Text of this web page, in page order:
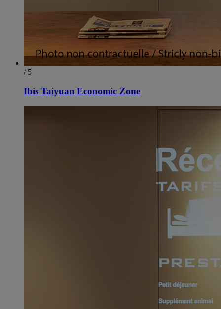
/ 5
Ibis Taiyuan Economic Zone